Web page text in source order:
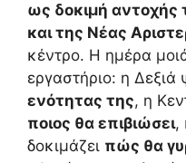
ως δοκιμή αντοχής
και της Νέας
κέντρο. Η ημέρα
εργαστήριο: η Δεξιά
ενότητας της, η
ποιος θα επιβιώσει,
δοκιμάζει πώς θα